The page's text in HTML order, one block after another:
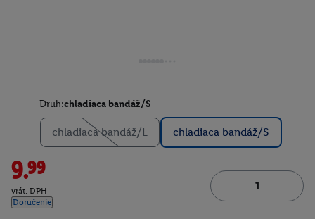
Druh:chladiaca bandáž/S
chladiaca bandáž/L chladiaca bandáž/S
9.99
vrát. DPH
Doručenie